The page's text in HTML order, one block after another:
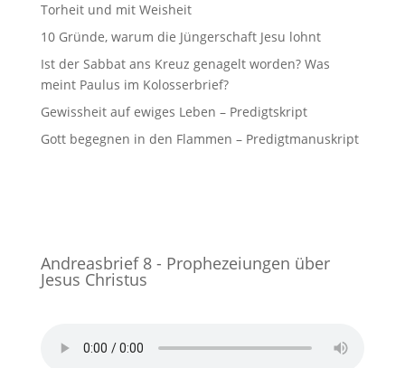
Torheit und mit Weisheit
10 Gründe, warum die Jüngerschaft Jesu lohnt
Ist der Sabbat ans Kreuz genagelt worden? Was
meint Paulus im Kolosserbrief?
Gewissheit auf ewiges Leben – Predigtskript
Gott begegnen in den Flammen – Predigtmanuskript
Andreasbrief 8 - Prophezeiungen über
Jesus Christus